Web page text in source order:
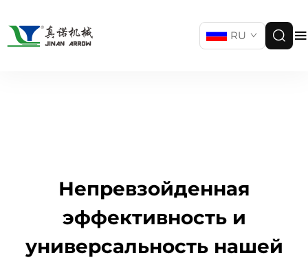
RU
Непревзойденная
эффективность и
универсальность нашей